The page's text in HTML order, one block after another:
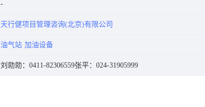
天行健项目管理咨询(北京)有限公司
油气站 加油设备
刘勍勍：0411-82306559张平：024-31905999